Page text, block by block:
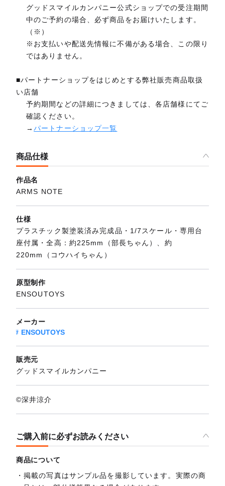
グッドスマイルカンパニー公式ショップでの受注期間
中のご予約の場合、必ず商品をお届けいたします。
（※）
※お支払いや配送先情報に不備がある場合、この限り
ではありません。
■パートナーショップをはじめとする弊社販売商品取扱
い店舗
予約期間などの詳細につきましては、各店舗様にてご
確認ください。
→パートナーショップ一覧
商品仕様
作品名
ARMS NOTE
仕様
プラスチック製塗装済み完成品・1/7スケール・専用台
座付属・全高：約225mm（部長ちゃん）、約
220mm（コウハイちゃん）
原型制作
ENSOUTOYS
メーカー
ENSOUTOYS
販売元
グッドスマイルカンパニー
©深井涼介
ご購入前に必ずお読みください
商品について
掲載の写真はサンプル品を撮影しています。実際の商